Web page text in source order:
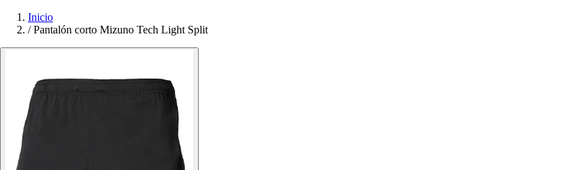
Inicio
/ Pantalón corto Mizuno Tech Light Split